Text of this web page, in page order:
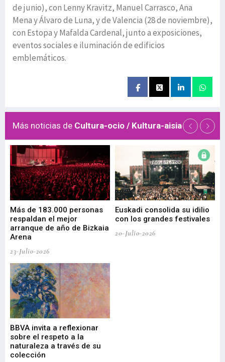
de junio), con Lenny Kravitz, Manuel Carrasco, Ana
Mena y Álvaro de Luna, y de Valencia (28 de noviembre),
con Estopa y Mafalda Cardenal, junto a exposiciones,
eventos sociales e iluminación de edificios
emblemáticos.
Más noticias de Cultura-ocio / Kultura-aisia
Más de 183.000 personas
respaldan el mejor
arranque de año de Bizkaia
Arena
23-Julio-2026
Euskadi consolida su idilio
con los grandes festivales
20-Julio-2026
BBVA invita a reflexionar
sobre el respeto a la
naturaleza a través de su
colección